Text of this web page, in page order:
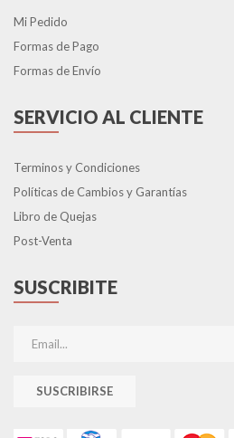
Mi Pedido
Formas de Pago
Formas de Envío
SERVICIO AL CLIENTE
Terminos y Condiciones
Políticas de Cambios y Garantías
Libro de Quejas
Post-Venta
SUSCRIBITE
SUSCRIBIRSE